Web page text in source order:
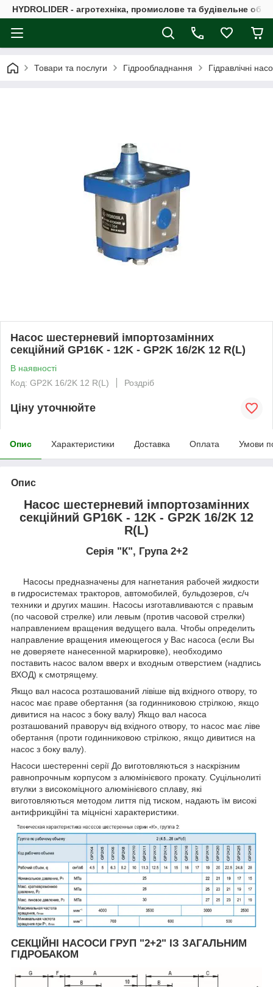
HYDROLIDER - агротехніка, промислове та будівельне
Товари та послуги Гідрообладнання Гідравлічні
Насос шестерневий імпортозамінних
секційний GP16K - 12K - GP2K 16/2K 12 R(L)
В наявності
Код: GP2K 16/2K 12 R(L)
Роздріб
Ціну уточнюйте
Опис Характеристики Доставка Оплата Умови
Опис
Насос шестерневий імпортозамінних
секційний GP16K - 12K - GP2K 16/2K 12
R(L)
Серія "К", Група 2+2
Насосы предназначены для нагнетания рабочей жидкости
в гидросистемах тракторов, автомобилей, бульдозеров, с/ч
техники и других машин. Насосы изготавливаются с правым
(по часовой стрелке) или левым (против часовой стрелки)
направлением вращения ведущего вала. Чтобы определить
направление вращения имеющегося у Вас насоса (если Вы
не доверяете нанесенной маркировке), необходимо
поставить насос валом вверх и входным отверстием (надпись
ВХОД) к смотрящему.
Якщо вал насоса розташований лівіше від вхідного отвору, то
насос має праве обертання (за годинниковою стрілкою, якщо
дивитися на насос з боку валу) Якщо вал насоса
розташований праворуч від вхідного отвору, то насос має ліве
обертання (проти годинниковою стрілкою, якщо дивитися на
насос з боку валу).
Насоси шестеренні серії До виготовляються з наскрізним
равнопрочным корпусом з алюмінієвого прокату. Суцільнолиті
втулки з високоміцного алюмінієвого сплаву, які
виготовляються методом лиття під тиском, надають їм високі
антифрикційні та міцнісні характеристики.
СЕКЦІЙНІ НАСОСИ ГРУП "2+2" ІЗ ЗАГАЛЬНИМ
ГІДРОБАКОМ